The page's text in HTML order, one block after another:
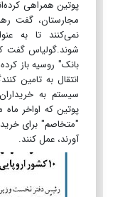
پوتین همراهی
مجارستان، گفت
نمی‌کنند تا به
شوند.گولیاس گفت
بانک" روسیه باز
انتقال به تامین
سیستم به
پوتین که اواخر
"متخاصم" برای
آورند، عمل کنند.